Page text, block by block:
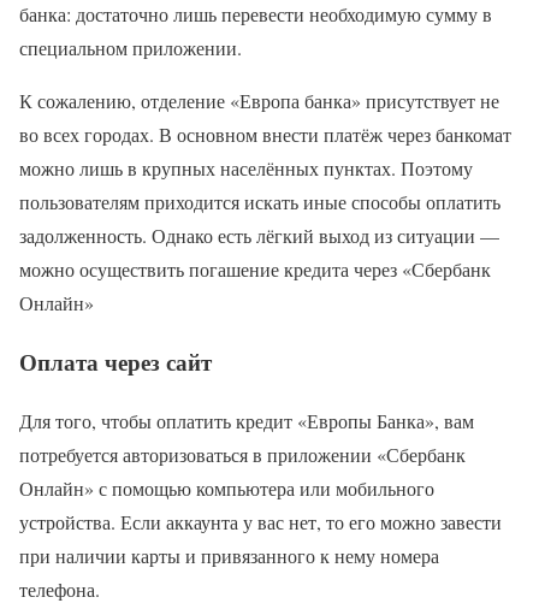
банка: достаточно лишь перевести необходимую сумму в
специальном приложении.
К сожалению, отделение «Европа банка» присутствует не
во всех городах. В основном внести платёж через банкомат
можно лишь в крупных населённых пунктах. Поэтому
пользователям приходится искать иные способы оплатить
задолженность. Однако есть лёгкий выход из ситуации —
можно осуществить погашение кредита через «Сбербанк
Онлайн»
Оплата через сайт
Для того, чтобы оплатить кредит «Европы Банка», вам
потребуется авторизоваться в приложении «Сбербанк
Онлайн» с помощью компьютера или мобильного
устройства. Если аккаунта у вас нет, то его можно завести
при наличии карты и привязанного к нему номера
телефона.